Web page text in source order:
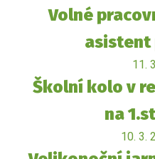
Volné
asistent
11.
Školní kolo v
na
10. 3.